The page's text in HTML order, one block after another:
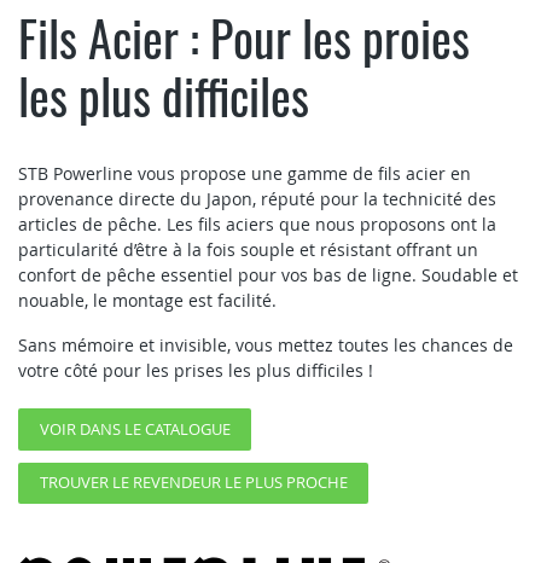
Fils Acier : Pour les proies
les plus difficiles
STB Powerline vous propose une gamme de fils acier en
provenance directe du Japon, réputé pour la technicité des
articles de pêche. Les fils aciers que nous proposons ont la
particularité d’être à la fois souple et résistant offrant un
confort de pêche essentiel pour vos bas de ligne. Soudable et
nouable, le montage est facilité.
Sans mémoire et invisible, vous mettez toutes les chances de
votre côté pour les prises les plus difficiles !
VOIR DANS LE CATALOGUE
TROUVER LE REVENDEUR LE PLUS PROCHE